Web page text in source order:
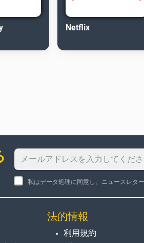
Netflix
私はデータ処理に同意し、ニュースレタ
法的情報
利用規約